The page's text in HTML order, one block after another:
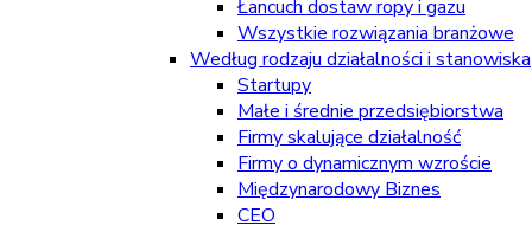
Łancuch dostaw ropy i gazu
Wszystkie rozwiązania branżowe
Według rodzaju działalności i stanowiska
Startupy
Małe i średnie przedsiębiorstwa
Firmy skalujące działalność
Firmy o dynamicznym wzroście
Międzynarodowy Biznes
CEO